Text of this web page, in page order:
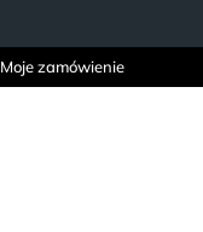
Moje zamówienie